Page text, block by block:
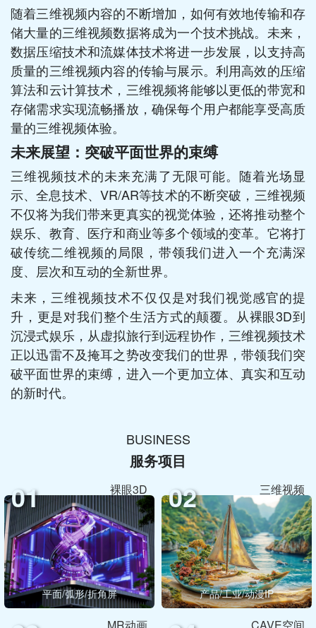
随着三维视频内容的不断增加，如何有效地传输和存
储大量的三维视频数据将成为一个技术挑战。未来，
数据压缩技术和流媒体技术将进一步发展，以支持高
质量的三维视频内容的传输与展示。利用高效的压缩
算法和云计算技术，三维视频将能够以更低的带宽和
存储需求实现流畅播放，确保每个用户都能享受高质
量的三维视频体验。
未来展望：突破平面世界的束缚
三维视频技术的未来充满了无限可能。随着光场显
示、全息技术、VR/AR等技术的不断突破，三维视频
不仅将为我们带来更真实的视觉体验，还将推动整个
娱乐、教育、医疗和商业等多个领域的变革。它将打
破传统二维视频的局限，带领我们进入一个充满深
度、层次和互动的全新世界。
未来，三维视频技术不仅仅是对我们视觉感官的提
升，更是对我们整个生活方式的颠覆。从裸眼3D到
沉浸式娱乐，从虚拟旅行到远程协作，三维视频技术
正以迅雷不及掩耳之势改变我们的世界，带领我们突
破平面世界的束缚，进入一个更加立体、真实和互动
的新时代。
BUSINESS
服务项目
01 裸眼3D
平面/弧形/折角屏
02 三维视频
产品/工业/动漫IP
MR动画 CAVE空间